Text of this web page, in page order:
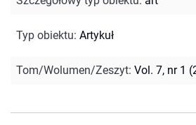
Typ obiektu: Artykuł
Tom/Wolumen/Zeszyt: Vol. 7, nr 1